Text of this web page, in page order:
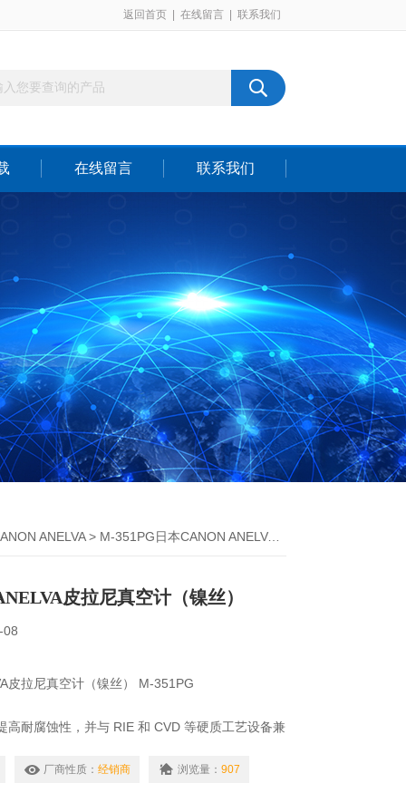
返回首页 在线留言 联系我们
在线留言 联系我们
ANELVA> M-351PG日本CANON ANELVA皮拉尼真空计（镍丝）
皮拉尼真空计（镍丝）
08
皮拉尼真空计（镍丝） M-351PG
高耐腐蚀性，并与 RIE 和 CVD 等硬质工艺设备兼
厂商性质： 经销商 浏览量： 907